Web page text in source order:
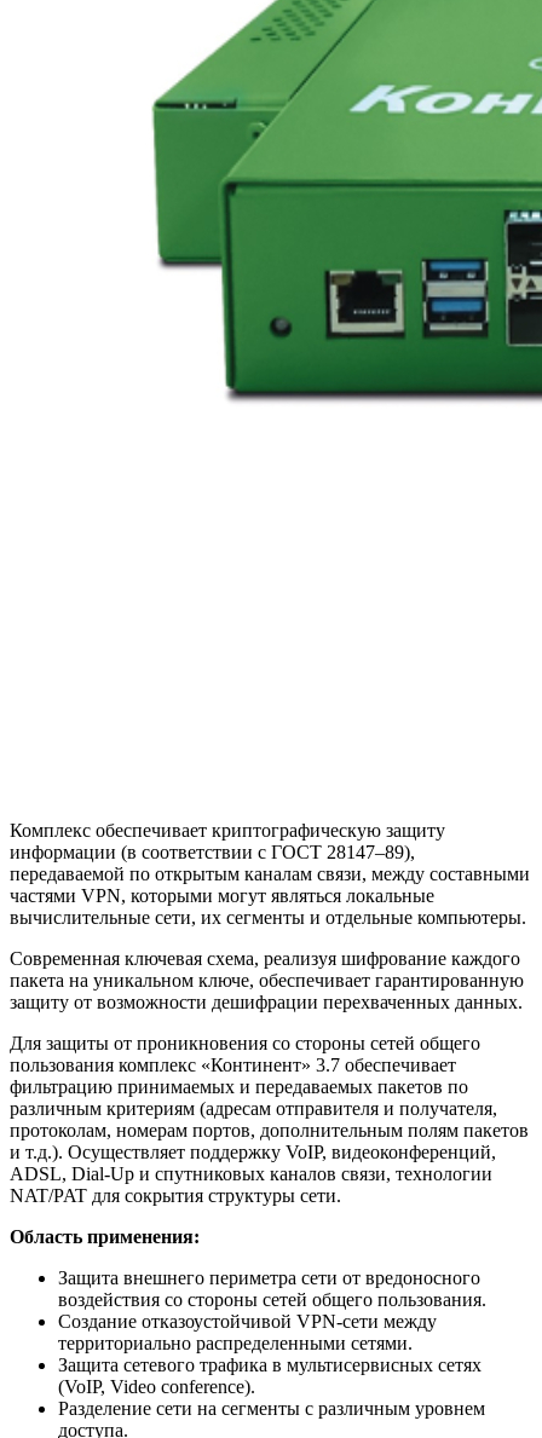
Комплекс обеспечивает криптографическую защиту
информации (в соответствии с ГОСТ 28147–89),
передаваемой по открытым каналам связи, между составными
частями VPN, которыми могут являться локальные
вычислительные сети, их сегменты и отдельные компьютеры.
Современная ключевая схема, реализуя шифрование каждого
пакета на уникальном ключе, обеспечивает гарантированную
защиту от возможности дешифрации перехваченных данных.
Для защиты от проникновения со стороны сетей общего
пользования комплекс «Континент» 3.7 обеспечивает
фильтрацию принимаемых и передаваемых пакетов по
различным критериям (адресам отправителя и получателя,
протоколам, номерам портов, дополнительным полям пакетов
и т.д.). Осуществляет поддержку VoIP, видеоконференций,
ADSL, Dial-Up и спутниковых каналов связи, технологии
NAT/PAT для сокрытия структуры сети.
Область применения:
Защита внешнего периметра сети от вредоносного
воздействия со стороны сетей общего пользования.
Создание отказоустойчивой VPN-сети между
территориально распределенными сетями.
Защита сетевого трафика в мультисервисных сетях
(VoIP, Video conference).
Разделение сети на сегменты с различным уровнем
доступа.